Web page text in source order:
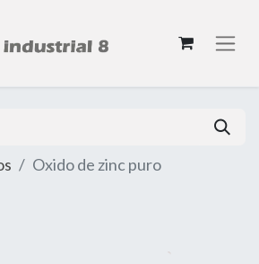
Oxido de zinc puro